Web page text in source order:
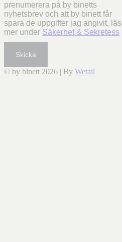
prenumerera på by binetts
nyhetsbrev och att by binett får
spara de uppgifter jag angivit, läs
mer under Säkerhet & Sekretess
Skicka
© by binett 2026 | By Wetail